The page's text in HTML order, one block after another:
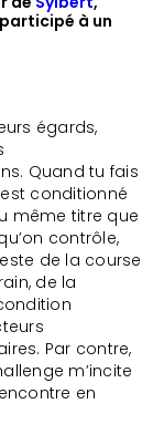
à un
égards,
Quand tu fais
conditionné
même titre que
contrôle,
de la course
de la
Par contre,
m’incite
en